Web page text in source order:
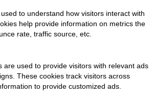
to understand how visitors interact with
help provide information on metrics the
rate, traffic source, etc.
are used to provide visitors with relevant ads
These cookies track visitors across
to provide customized ads.